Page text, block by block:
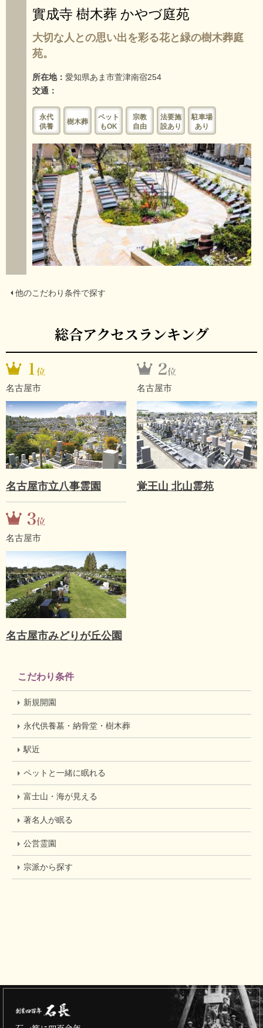
實成寺 樹木葬 かやづ庭苑
大切な人との思い出を彩る花と緑の樹木葬庭
苑。
所在地： 愛知県あま市萱津南宿254
交通：
永代
供養
樹木葬
ペット
もOK
宗教
自由
法要施
設あり
駐車場
あり
他のこだわり条件で探す
総合アクセスランキング
名古屋市
名古屋市立八事霊園
名古屋市
覚王山 北山霊苑
名古屋市
名古屋市みどりが丘公園
こだわり条件
新規開園
永代供養墓・納骨堂・樹木葬
駅近
ペットと一緒に眠れる
富士山・海が見える
著名人が眠る
公営霊園
宗派から探す